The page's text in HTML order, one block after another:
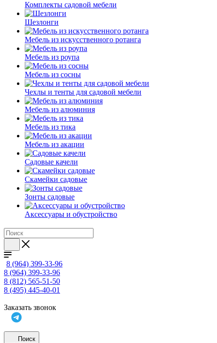
Комплекты садовой мебели
Шезлонги
Мебель из искусственного ротанга
Мебель из роупа
Мебель из сосны
Чехлы и тенты для садовой мебели
Мебель из алюминия
Мебель из тика
Мебель из акации
Садовые качели
Скамейки садовые
Зонты садовые
Аксессуары и обустройство
8 (964) 399-33-96
8 (964) 399-33-96
8 (812) 565-51-50
8 (495) 445-40-01
Заказать звонок
Поиск